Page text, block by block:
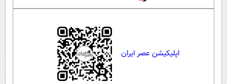
اپلیکیشن عصر ایران